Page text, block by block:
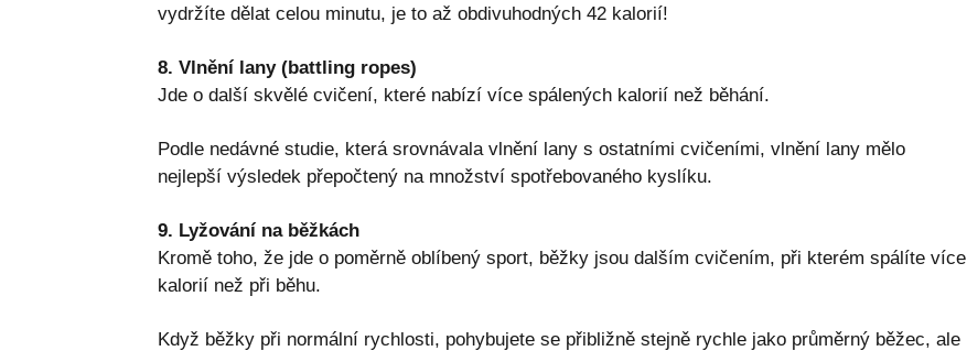
vydržíte dělat celou minutu, je to až obdivuhodných 42 kalorií!
8. Vlnění lany (battling ropes)
Jde o další skvělé cvičení, které nabízí více spálených kalorií než běhání.
Podle nedávné studie, která srovnávala vlnění lany s ostatními cvičeními, vlnění lany mělo
nejlepší výsledek přepočtený na množství spotřebovaného kyslíku.
9. Lyžování na běžkách
Kromě toho, že jde o poměrně oblíbený sport, běžky jsou dalším cvičením, při kterém spálíte více
kalorií než při běhu.
Když běžky při normální rychlosti, pohybujete se přibližně stejně rychle jako průměrný běžec, ale